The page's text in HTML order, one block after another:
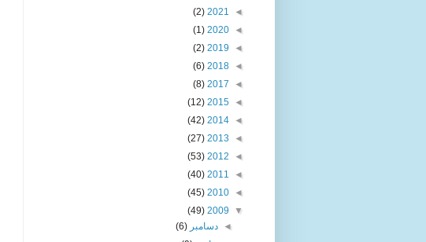
◄
2021
(2)
◄
2020
(1)
◄
2019
(2)
◄
2018
(6)
◄
2017
(8)
◄
2015
(12)
◄
2014
(42)
◄
2013
(27)
◄
2012
(53)
◄
2011
(40)
◄
2010
(45)
▼
2009
(49)
◄دسامبر(6)